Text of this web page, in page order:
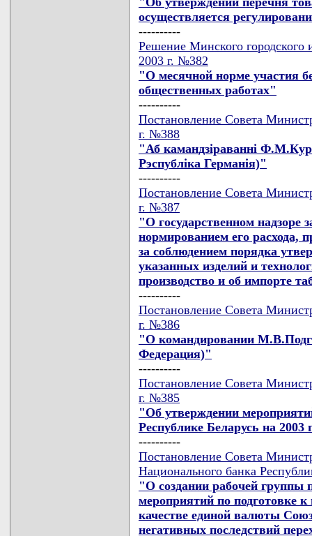
осуществляется
----------
Решение Минского городского
2003 г. №382
"О месячной норме участия
общественных работах"
----------
Постановление Совета
г. №388
"Аб камандзiраваннi
Рэспублiка Германiя)"
----------
Постановление Совета
г. №387
"О государственном надзоре
нормированием его расхода,
за соблюдением порядка
указанных изделий и
производство и об импорте
----------
Постановление Совета
г. №386
"О командировании
Федерация)"
----------
Постановление Совета
г. №385
"Об утверждении
Республике Беларусь на 2003
----------
Постановление Совета
Национального банка
"О создании рабочей группы
мероприятий по подготовке
качестве единой валюты
негативных последствий